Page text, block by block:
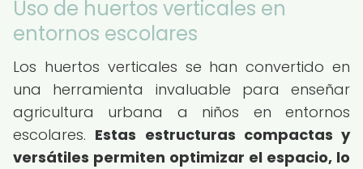
Uso de huertos verticales en
entornos escolares
Los huertos verticales se han convertido en
una herramienta invaluable para enseñar
agricultura urbana a niños en entornos
escolares. Estas estructuras compactas y
versátiles permiten optimizar el espacio, lo